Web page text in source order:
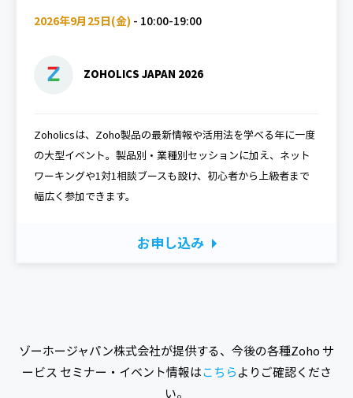
2026年9月25日(金) - 10:00-19:00
ZOHOLICS JAPAN 2026
Zoholicsは、Zoho製品の最新情報や活用法を学べる年に一度
の大型イベント。製品別・業種別セッションに加え、ネット
ワーキングや1対1相談ブースも設け、初心者から上級者まで
幅広く参加できます。
お申し込み
ゾーホージャパン株式会社が提供する、今後の各種Zoho サ
ービス セミナー・イベント情報はこちらよりご確認くださ
い。